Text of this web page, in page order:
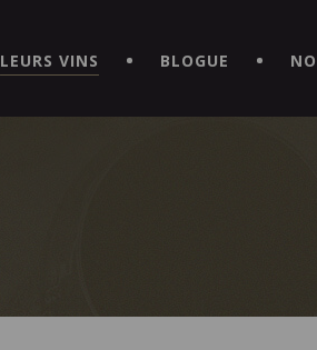
LEURS VINS BLOGUE